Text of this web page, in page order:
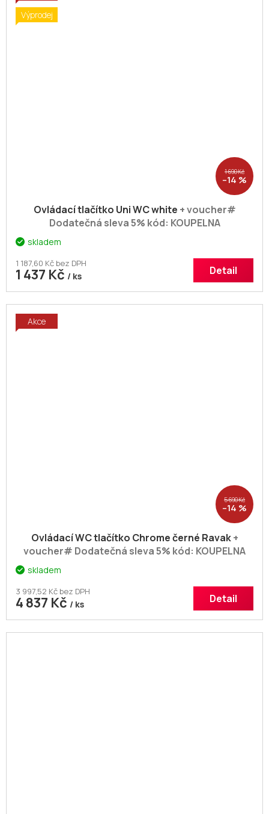
Výprodej
1 690 Kč
–14 %
Ovládací tlačítko Uni WC white + voucher#
Dodatečná sleva 5% kód: KOUPELNA
skladem
1 187,60 Kč bez DPH
1 437 Kč / ks Detail
Akce
5 690 Kč
–14 %
Ovládací WC tlačítko Chrome černé Ravak+
voucher# Dodatečná sleva 5% kód: KOUPELNA
skladem
3 997,52 Kč bez DPH
4 837 Kč / ks Detail